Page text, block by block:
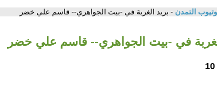
التمدن - بريد الغربة في -بيت الجواهري-- قاسم علي خضر
في -بيت الجواهري-- قاسم علي خضر